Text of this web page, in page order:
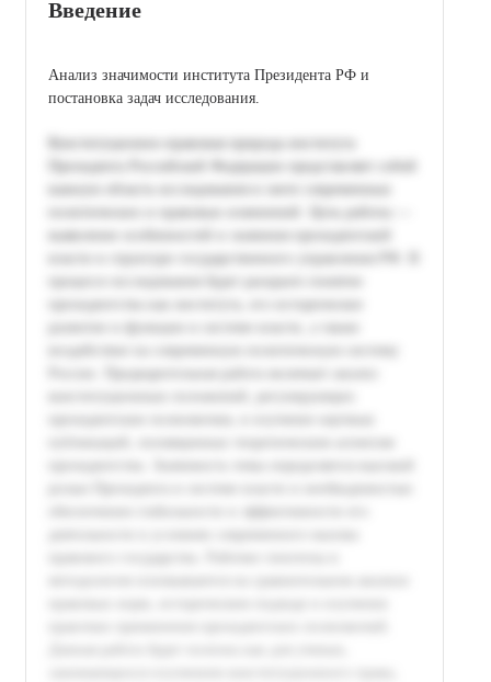
Введение
Анализ значимости института Президента РФ и
постановка задач исследования.